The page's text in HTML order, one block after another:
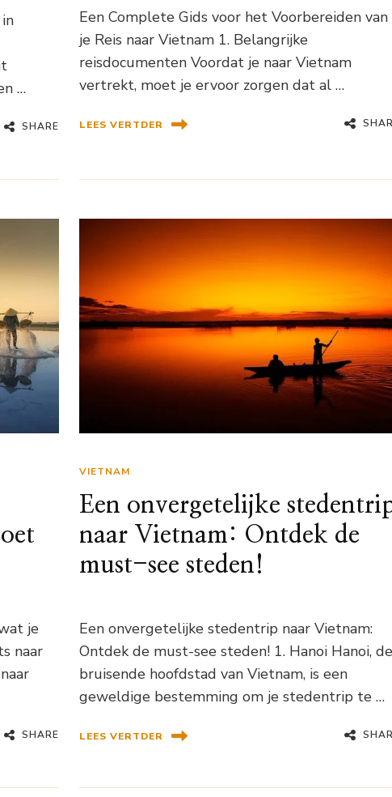
…
SHARE
Een Complete Gids voor het Voorbereiden van
je Reis naar Vietnam 1. Belangrijke
reisdocumenten Voordat je naar Vietnam
vertrekt, moet je ervoor zorgen dat al …
LEES VERTDER
je
naar
SHARE
VIETNAM
Een onvergetelijke
naar Vietnam: Ontdek de
must-see steden!
Een onvergetelijke stedentrip naar Vietnam:
Ontdek de must-see steden! 1. Hanoi Hanoi,
bruisende hoofdstad van Vietnam, is een
geweldige bestemming om je stedentrip te …
LEES VERTDER